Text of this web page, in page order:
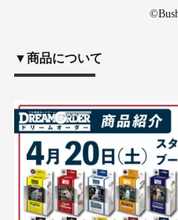
▼商品について